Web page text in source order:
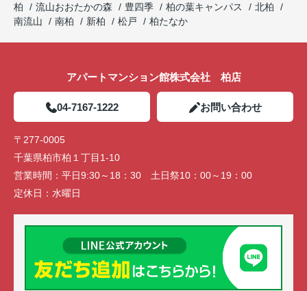
柏
流山おおたかの森 豊四季 柏の葉キャンパス
北柏
南流山
南柏 新柏 松戸 柏たなか
アパートマンション館株式会社 柏店
04-7167-1222 お問い合わせ
〒277-0005
千葉県柏市柏１丁目1-10
営業時間： 平日9:30～18：30 土日祭10：00～19：00
定休日： 水曜日